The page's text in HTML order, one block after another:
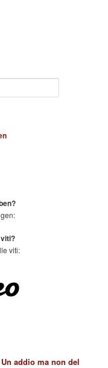
viti:
addio ma non del